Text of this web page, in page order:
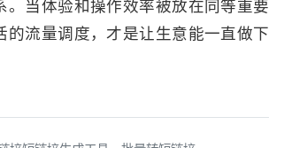
当体验和操作效率被放在同等重要
流量调度，才是让生意能一直做下